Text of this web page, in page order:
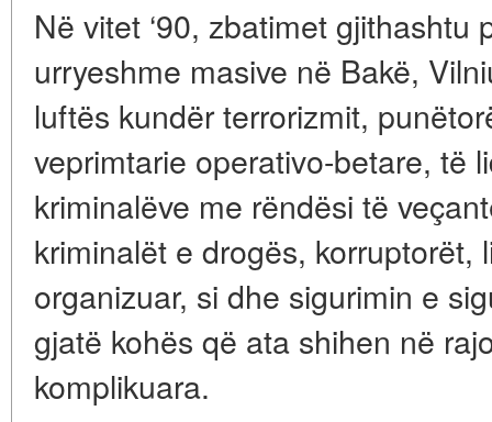
Në vitet ‘90, zbatimet
urryeshme masive në Bakë,
luftës kundër terrorizmit,
veprimtarie operativo-betare, të
kriminalëve me rëndësi të
kriminalët e drogës, korruptorët,
organizuar, si dhe sigurimin e
gjatë kohës që ata shihen në
komplikuara.